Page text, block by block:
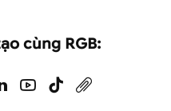
cùng RGB: